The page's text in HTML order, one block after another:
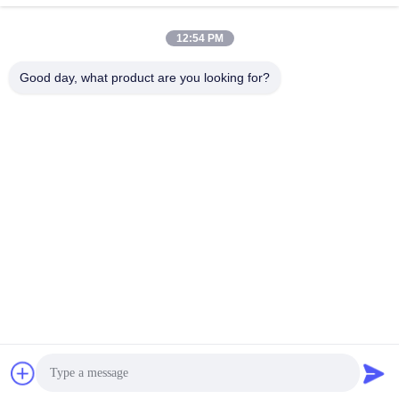
12:54 PM
Good day, what product are you looking for?